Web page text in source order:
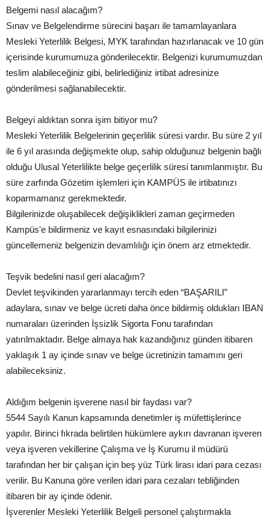
Belgemi nasıl alacağım?
Sınav ve Belgelendirme sürecini başarı ile tamamlayanlara
Mesleki Yeterlilik Belgesi, MYK tarafından hazırlanacak ve 10 gün
içerisinde kurumumuza gönderilecektir. Belgenizi kurumumuzdan
teslim alabileceğiniz gibi, belirlediğiniz irtibat adresinize
gönderilmesi sağlanabilecektir.
Belgeyi aldıktan sonra işim bitiyor mu?
Mesleki Yeterlilik Belgelerinin geçerlilik süresi vardır. Bu süre 2 yıl
ile 6 yıl arasında değişmekte olup, sahip olduğunuz belgenin bağlı
olduğu Ulusal Yeterlilikte belge geçerlilik süresi tanımlanmıştır. Bu
süre zarfında Gözetim işlemleri için KAMPÜS ile irtibatınızı
koparmamanız gerekmektedir.
Bilgilerinizde oluşabilecek değişiklikleri zaman geçirmeden
Kampüs'e bildirmeniz ve kayıt esnasındaki bilgilerinizi
güncellemeniz belgenizin devamlılığı için önem arz etmektedir.
Teşvik bedelini nasıl geri alacağım?
Devlet teşvikinden yararlanmayı tercih eden “BAŞARILI”
adaylara, sınav ve belge ücreti daha önce bildirmiş oldukları IBAN
numaraları üzerinden İşsizlik Sigorta Fonu tarafından
yatırılmaktadır. Belge almaya hak kazandığınız günden itibaren
yaklaşık 1 ay içinde sınav ve belge ücretinizin tamamını geri
alabileceksiniz.
Aldığım belgenin işverene nasıl bir faydası var?
5544 Sayılı Kanun kapsamında denetimler iş müfettişlerince
yapılır. Birinci fıkrada belirtilen hükümlere aykırı davranan işveren
veya işveren vekillerine Çalışma ve İş Kurumu il müdürü
tarafından her bir çalışan için beş yüz Türk lirası idari para cezası
verilir. Bu Kanuna göre verilen idari para cezaları tebliğinden
itibaren bir ay içinde ödenir.
İşverenler Mesleki Yeterlilik Belgeli personel çalıştırmakla